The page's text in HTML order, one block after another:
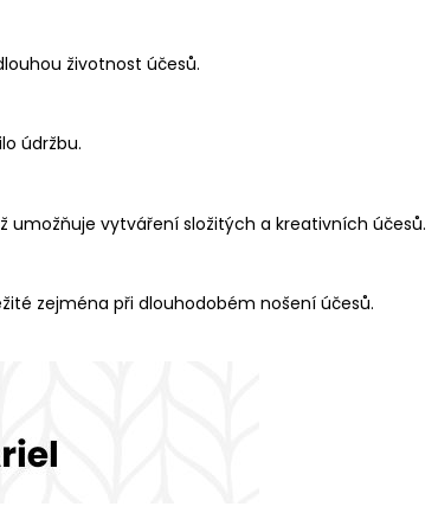
životnost účesů.
údržbu.
umožňuje vytváření složitých a kreativních účesů.
zejména při dlouhodobém nošení účesů.